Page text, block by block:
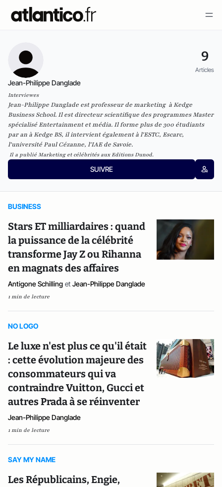
9
Articles
Jean-Philippe Danglade
Interviewes
Jean-Philippe Danglade est professeur de marketing à Kedge
Business School. Il est directeur scientifique des programmes Master
spécialisé Entertainment et média. Il forme plus de 300 étudiants
par an à Kedge BS, il intervient également à l'ESTC, Escarc,
l'université Paul Cézanne, l'IAE de Savoie.
Il a publiéMarketing et célébrités aux Editions Dunod.
SUIVRE
BUSINESS
Stars ET milliardaires : quand
la puissance de la célébrité
transforme Jay Z ou Rihanna
en magnats des affaires
Antigone Schilling et Jean-Philippe Danglade
1 min de lecture
NO LOGO
Le luxe n'est plus ce qu'il était
: cette évolution majeure des
consommateurs qui va
contraindre Vuitton, Gucci et
autres Prada à se réinventer
Jean-Philippe Danglade
1 min de lecture
SAY MY NAME
Les Républicains, Engie,